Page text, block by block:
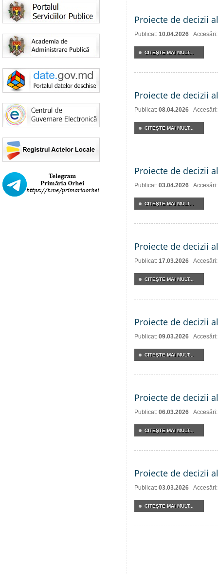
Proiecte de decizii
Publicat: 10.04.2026
CITEŞTE MAI MULT...
Proiecte de decizii
Publicat: 08.04.2026
CITEŞTE MAI MULT...
Proiecte de decizii
Publicat: 03.04.2026
CITEŞTE MAI MULT...
Proiecte de decizii
Publicat: 17.03.2026
CITEŞTE MAI MULT...
Proiecte de decizii
Publicat: 09.03.2026
CITEŞTE MAI MULT...
Proiecte de decizii
Publicat: 06.03.2026
CITEŞTE MAI MULT...
Proiecte de decizii
Publicat: 03.03.2026
CITEŞTE MAI MULT...